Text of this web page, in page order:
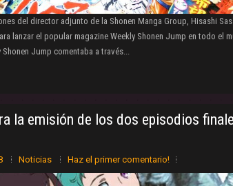
del director adjunto de la Shonen Manga Group, Hisashi
lanzar el popular magazine Weekly Shonen Jump en todo el
Jump comentaba a través...
la emisión de los dos episodios
Noticias Haz el primer comentario!